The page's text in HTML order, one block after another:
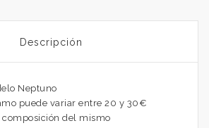
Descripción
Neptuno
puede variar entre 20 y 30€
del mismo